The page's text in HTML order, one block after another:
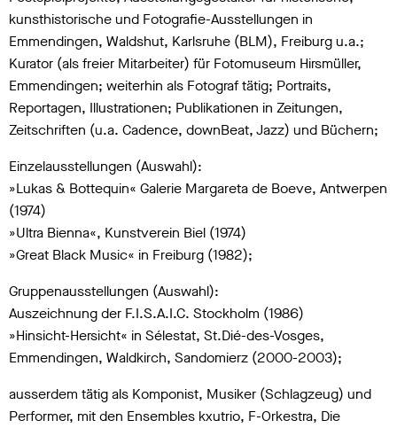
kunsthistorische und Fotografie-Ausstellungen in
Emmendingen, Waldshut, Karlsruhe (BLM), Freiburg u.a.;
Kurator (als freier Mitarbeiter) für Fotomuseum Hirsmüller,
Emmendingen; weiterhin als Fotograf tätig; Portraits,
Reportagen, Illustrationen; Publikationen in Zeitungen,
Zeitschriften (u.a. Cadence, downBeat, Jazz) und Büchern;
Einzelausstellungen (Auswahl):
»Lukas & Bottequin« Galerie Margareta de Boeve, Antwerpen
(1974)
»Ultra Bienna«, Kunstverein Biel (1974)
»Great Black Music« in Freiburg (1982);
Gruppenausstellungen (Auswahl):
Auszeichnung der F.I.S.A.I.C. Stockholm (1986)
»Hinsicht-Hersicht« in Sélestat, St.Dié-des-Vosges,
Emmendingen, Waldkirch, Sandomierz (2000-2003);
ausserdem tätig als Komponist, Musiker (Schlagzeug) und
Performer, mit den Ensembles kxutrio, F-Orkestra, Die